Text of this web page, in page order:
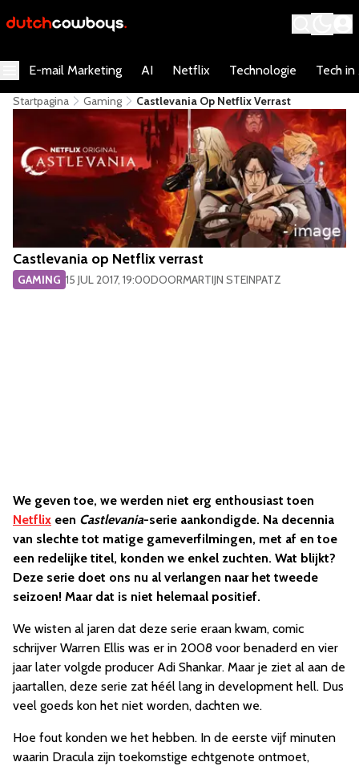
E-mail Marketing AI Netflix Technologie Tech in
Startpagina Gaming Castlevania Op Netflix Verrast
Castlevania op Netflix verrast
GAMING 15 JUL 2017, 19:00DOORMARTIJN STEINPATZ
We geven toe, we werden niet erg enthousiast toen
Netflix een Castlevania-serie aankondigde. Na decennia
van slechte tot matige gameverfilmingen, met af en toe
een redelijke titel, konden we enkel zuchten. Wat blijkt?
Deze serie doet ons nu al verlangen naar het tweede
seizoen! Maar dat is niet helemaal positief.
We wisten al jaren dat deze serie eraan kwam, comic
schrijver Warren Ellis was er in 2008 voor benaderd en vier
jaar later volgde producer Adi Shankar. Maar je ziet al aan de
jaartallen, deze serie zat héél lang in development hell. Dus
veel goeds kon het niet worden, dachten we.
Hoe fout konden we het hebben. In de eerste vijf minuten
waarin Dracula zijn toekomstige echtgenote ontmoet,